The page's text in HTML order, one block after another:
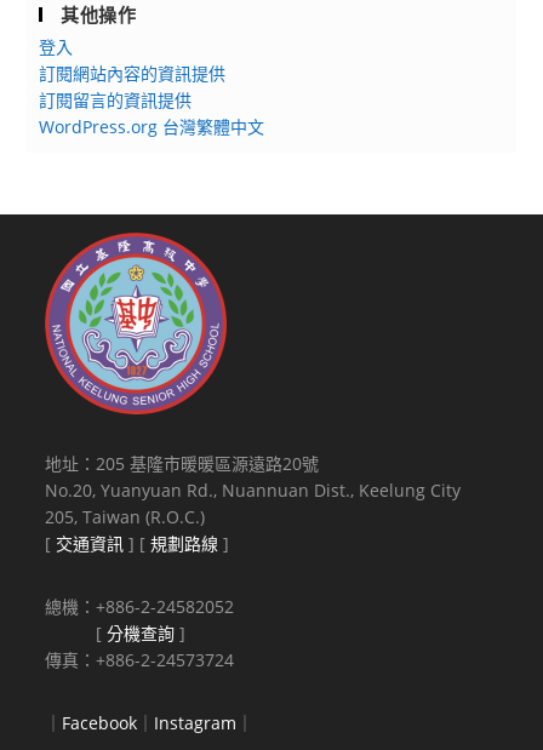
其他操作
登入
訂閱網站內容的資訊提供
訂閱留言的資訊提供
WordPress.org 台灣繁體中文
地址：205 基隆市暖暖區源遠路20號
No.20, Yuanyuan Rd., Nuannuan Dist., Keelung City
205, Taiwan (R.O.C.)
[ 交通資訊 ] [規劃路線 ]
總機：+886-2-24582052
[分機查詢 ]
傳真：+886-2-24573724
｜ Facebook ｜ Instagram ｜